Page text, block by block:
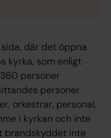
där det öppna
kyrka, som enligt
personer
personer.
orkestrar, personal,
i kyrkan och inte
brandskyddet inte